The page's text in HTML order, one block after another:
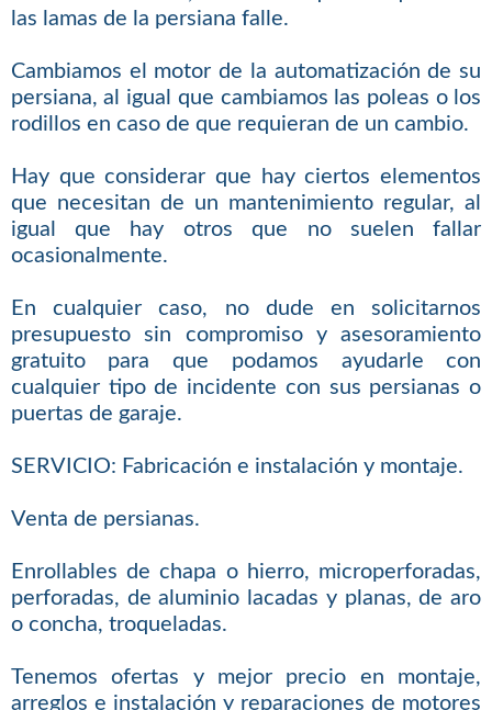
las lamas de la persiana falle.
Cambiamos el motor de la automatización de su
persiana, al igual que cambiamos las poleas o los
rodillos en caso de que requieran de un cambio.
Hay que considerar que hay ciertos elementos
que necesitan de un mantenimiento regular, al
igual que hay otros que no suelen fallar
ocasionalmente.
En cualquier caso, no dude en solicitarnos
presupuesto sin compromiso y asesoramiento
gratuito para que podamos ayudarle con
cualquier tipo de incidente con sus persianas o
puertas de garaje.
SERVICIO: Fabricación e instalación y montaje.
Venta de persianas.
Enrollables de chapa o hierro, microperforadas,
perforadas, de aluminio lacadas y planas, de aro
o concha, troqueladas.
Tenemos ofertas y mejor precio en montaje,
arreglos e instalación y reparaciones de motores